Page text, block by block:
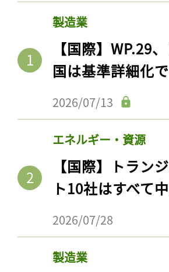
製造業
【国際】WP.29
国は基準詳細化
2026/07/13
エネルギー・資源
【国際】トラン
ト10社はすべて
2026/07/28
製造業